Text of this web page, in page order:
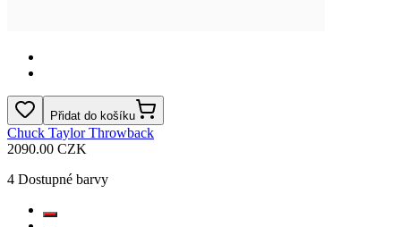
Přidat do košíku
Chuck Taylor Throwback
2090.00 CZK
4 Dostupné barvy